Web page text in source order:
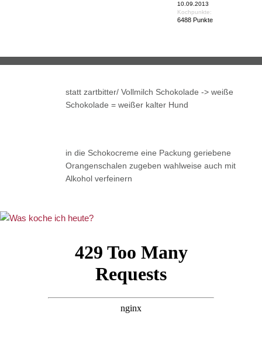
10.09.2013
Kochpunkte:
6488 Punkte
statt zartbitter/ Vollmilch Schokolade -> weiße
Schokolade = weißer kalter Hund
in die Schokocreme eine Packung geriebene
Orangenschalen zugeben wahlweise auch mit
Alkohol verfeinern